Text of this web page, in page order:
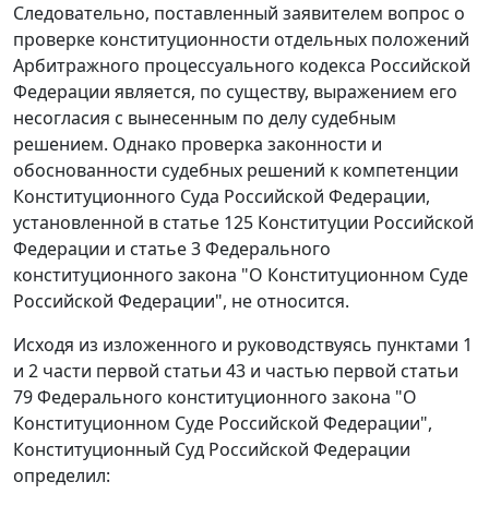
Следовательно, поставленный заявителем вопрос о
проверке конституционности отдельных положений
Арбитражного процессуального кодекса Российской
Федерации является, по существу, выражением его
несогласия с вынесенным по делу судебным
решением. Однако проверка законности и
обоснованности судебных решений к компетенции
Конституционного Суда Российской Федерации,
установленной в статье 125 Конституции Российской
Федерации и статье 3Федерального
конституционного закона "О Конституционном Суде
Российской Федерации", не относится.
Исходя из изложенного и руководствуясь пунктами 1
и 2 части первой статьи 43 и частью первой статьи
79Федерального конституционного закона "О
Конституционном Суде Российской Федерации",
Конституционный Суд Российской Федерации
определил: